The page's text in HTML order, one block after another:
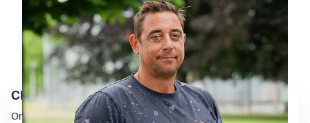
Christian Lorenz
Organisation & Infrastruktur